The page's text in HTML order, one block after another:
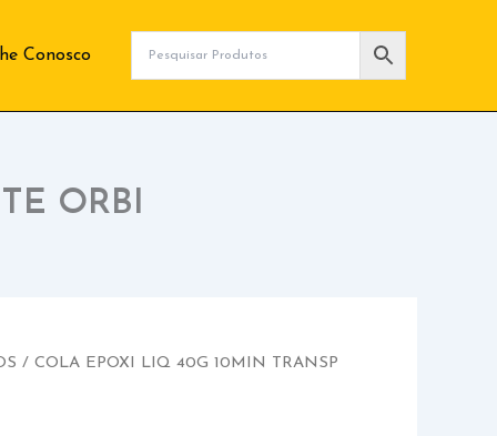
Conosco
ORBI
/ COLA EPOXI LIQ 40G 10MIN TRANSP